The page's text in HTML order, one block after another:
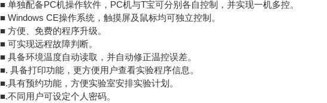
■ 单独配备PC机操作软件，PC机与T宝可分别各自控制，并实现一机多控。
■ Windows CE操作系统，触摸屏及鼠标均可独立控制。
■ 方便、免费的程序升级。
■ 可实现远程故障判断。
■ 具备环境温度自动读取，并自动修正温控误差。
■. 具备打印功能，更方便用户查看实验程序信息。
■.具有预约功能，方便实验室安排实验计划。
■.不同用户可设定个人密码。